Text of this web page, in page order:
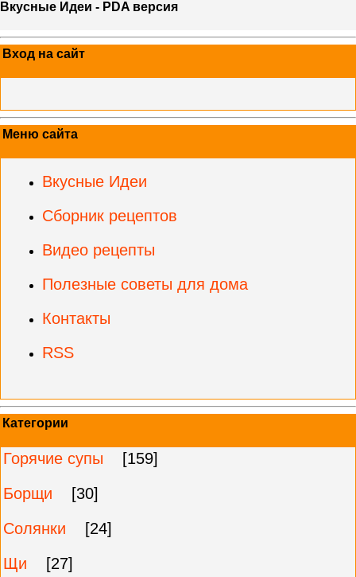
Вкусные Идеи - PDA версия
Вход на сайт
Меню сайта
Вкусные Идеи
Сборник рецептов
Видео рецепты
Полезные советы для дома
Контакты
RSS
Категории
Горячие супы
[159]
Борщи
[30]
Солянки
[24]
Щи
[27]